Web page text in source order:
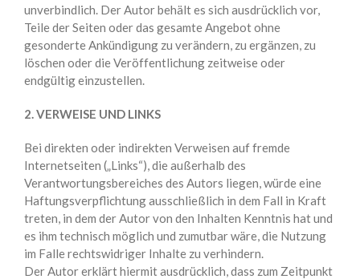
unverbindlich. Der Autor behält es sich ausdrücklich vor,
Teile der Seiten oder das gesamte Angebot ohne
gesonderte Ankündigung zu verändern, zu ergänzen, zu
löschen oder die Veröffentlichung zeitweise oder
endgültig einzustellen.
2. VERWEISE UND LINKS
Bei direkten oder indirekten Verweisen auf fremde
Internetseiten („Links“), die außerhalb des
Verantwortungsbereiches des Autors liegen, würde eine
Haftungsverpflichtung ausschließlich in dem Fall in Kraft
treten, in dem der Autor von den Inhalten Kenntnis hat und
es ihm technisch möglich und zumutbar wäre, die Nutzung
im Falle rechtswidriger Inhalte zu verhindern.
Der Autor erklärt hiermit ausdrücklich, dass zum Zeitpunkt